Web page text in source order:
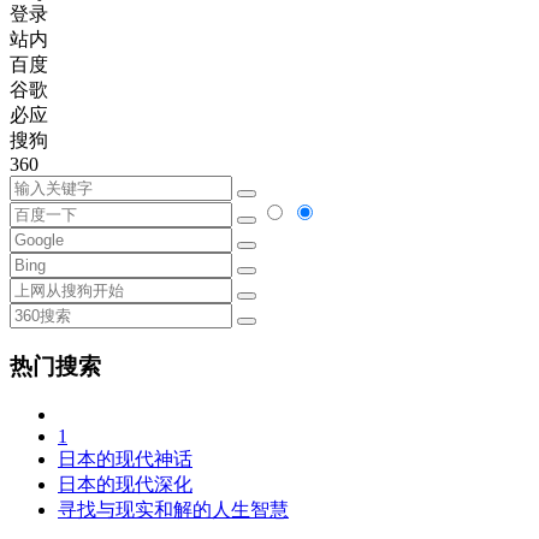
登录
站内
百度
谷歌
必应
搜狗
360
热门搜索
1
日本的现代神话
日本的现代深化
寻找与现实和解的人生智慧